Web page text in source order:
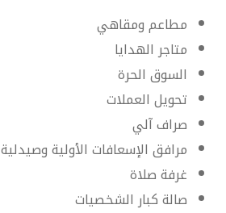
مطاعم ومقاهي
متاجر الهدايا
السوق الحرة
تحويل العملات
صراف آلي
مرافق الإسعافات الأولية وصيدلية
غرفة صلاة
صالة كبار الشخصيات